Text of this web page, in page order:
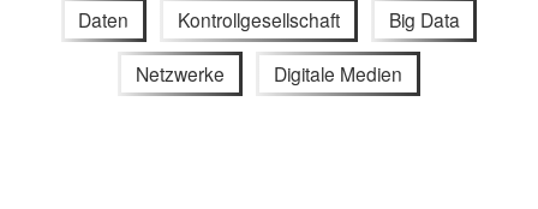
Daten Kontrollgesellschaft Big Data
Netzwerke Digitale Medien